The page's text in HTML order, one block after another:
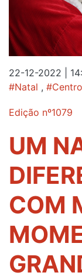
22-12-2022 |
#Natal ,
Edição nº1079
UM
COM